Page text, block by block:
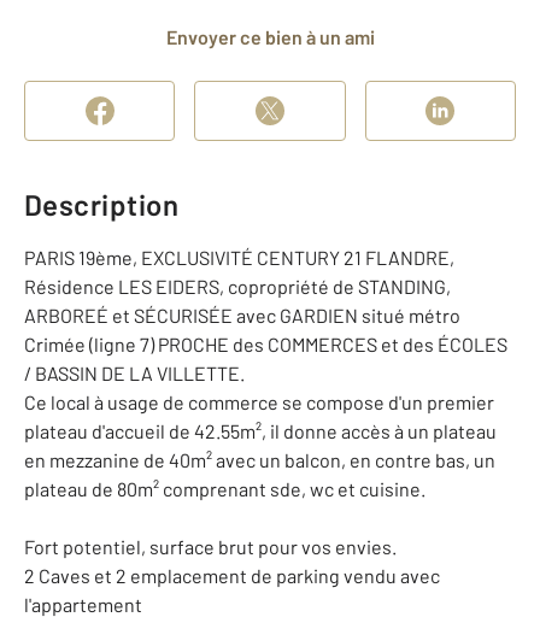
Envoyer ce bien à un ami
Description
PARIS 19ème, EXCLUSIVITÉ CENTURY 21 FLANDRE,
Résidence LES EIDERS, copropriété de STANDING,
ARBOREÉ et SÉCURISÉE avec GARDIEN situé métro
Crimée (ligne 7) PROCHE des COMMERCES et des ÉCOLES
/ BASSIN DE LA VILLETTE.
Ce local à usage de commerce se compose d'un premier
plateau d'accueil de 42.55m², il donne accès à un plateau
en mezzanine de 40m² avec un balcon, en contre bas, un
plateau de 80m² comprenant sde, wc et cuisine.
Fort potentiel, surface brut pour vos envies.
2 Caves et 2 emplacement de parking vendu avec
l'appartement